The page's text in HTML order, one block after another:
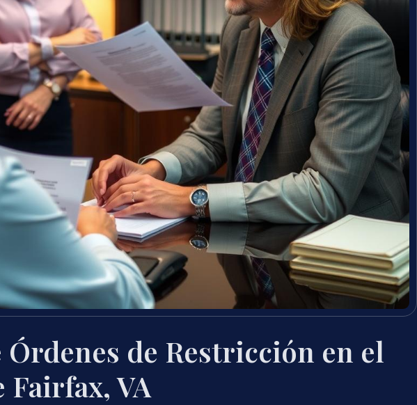
Órdenes de Restricción en el
Fairfax, VA